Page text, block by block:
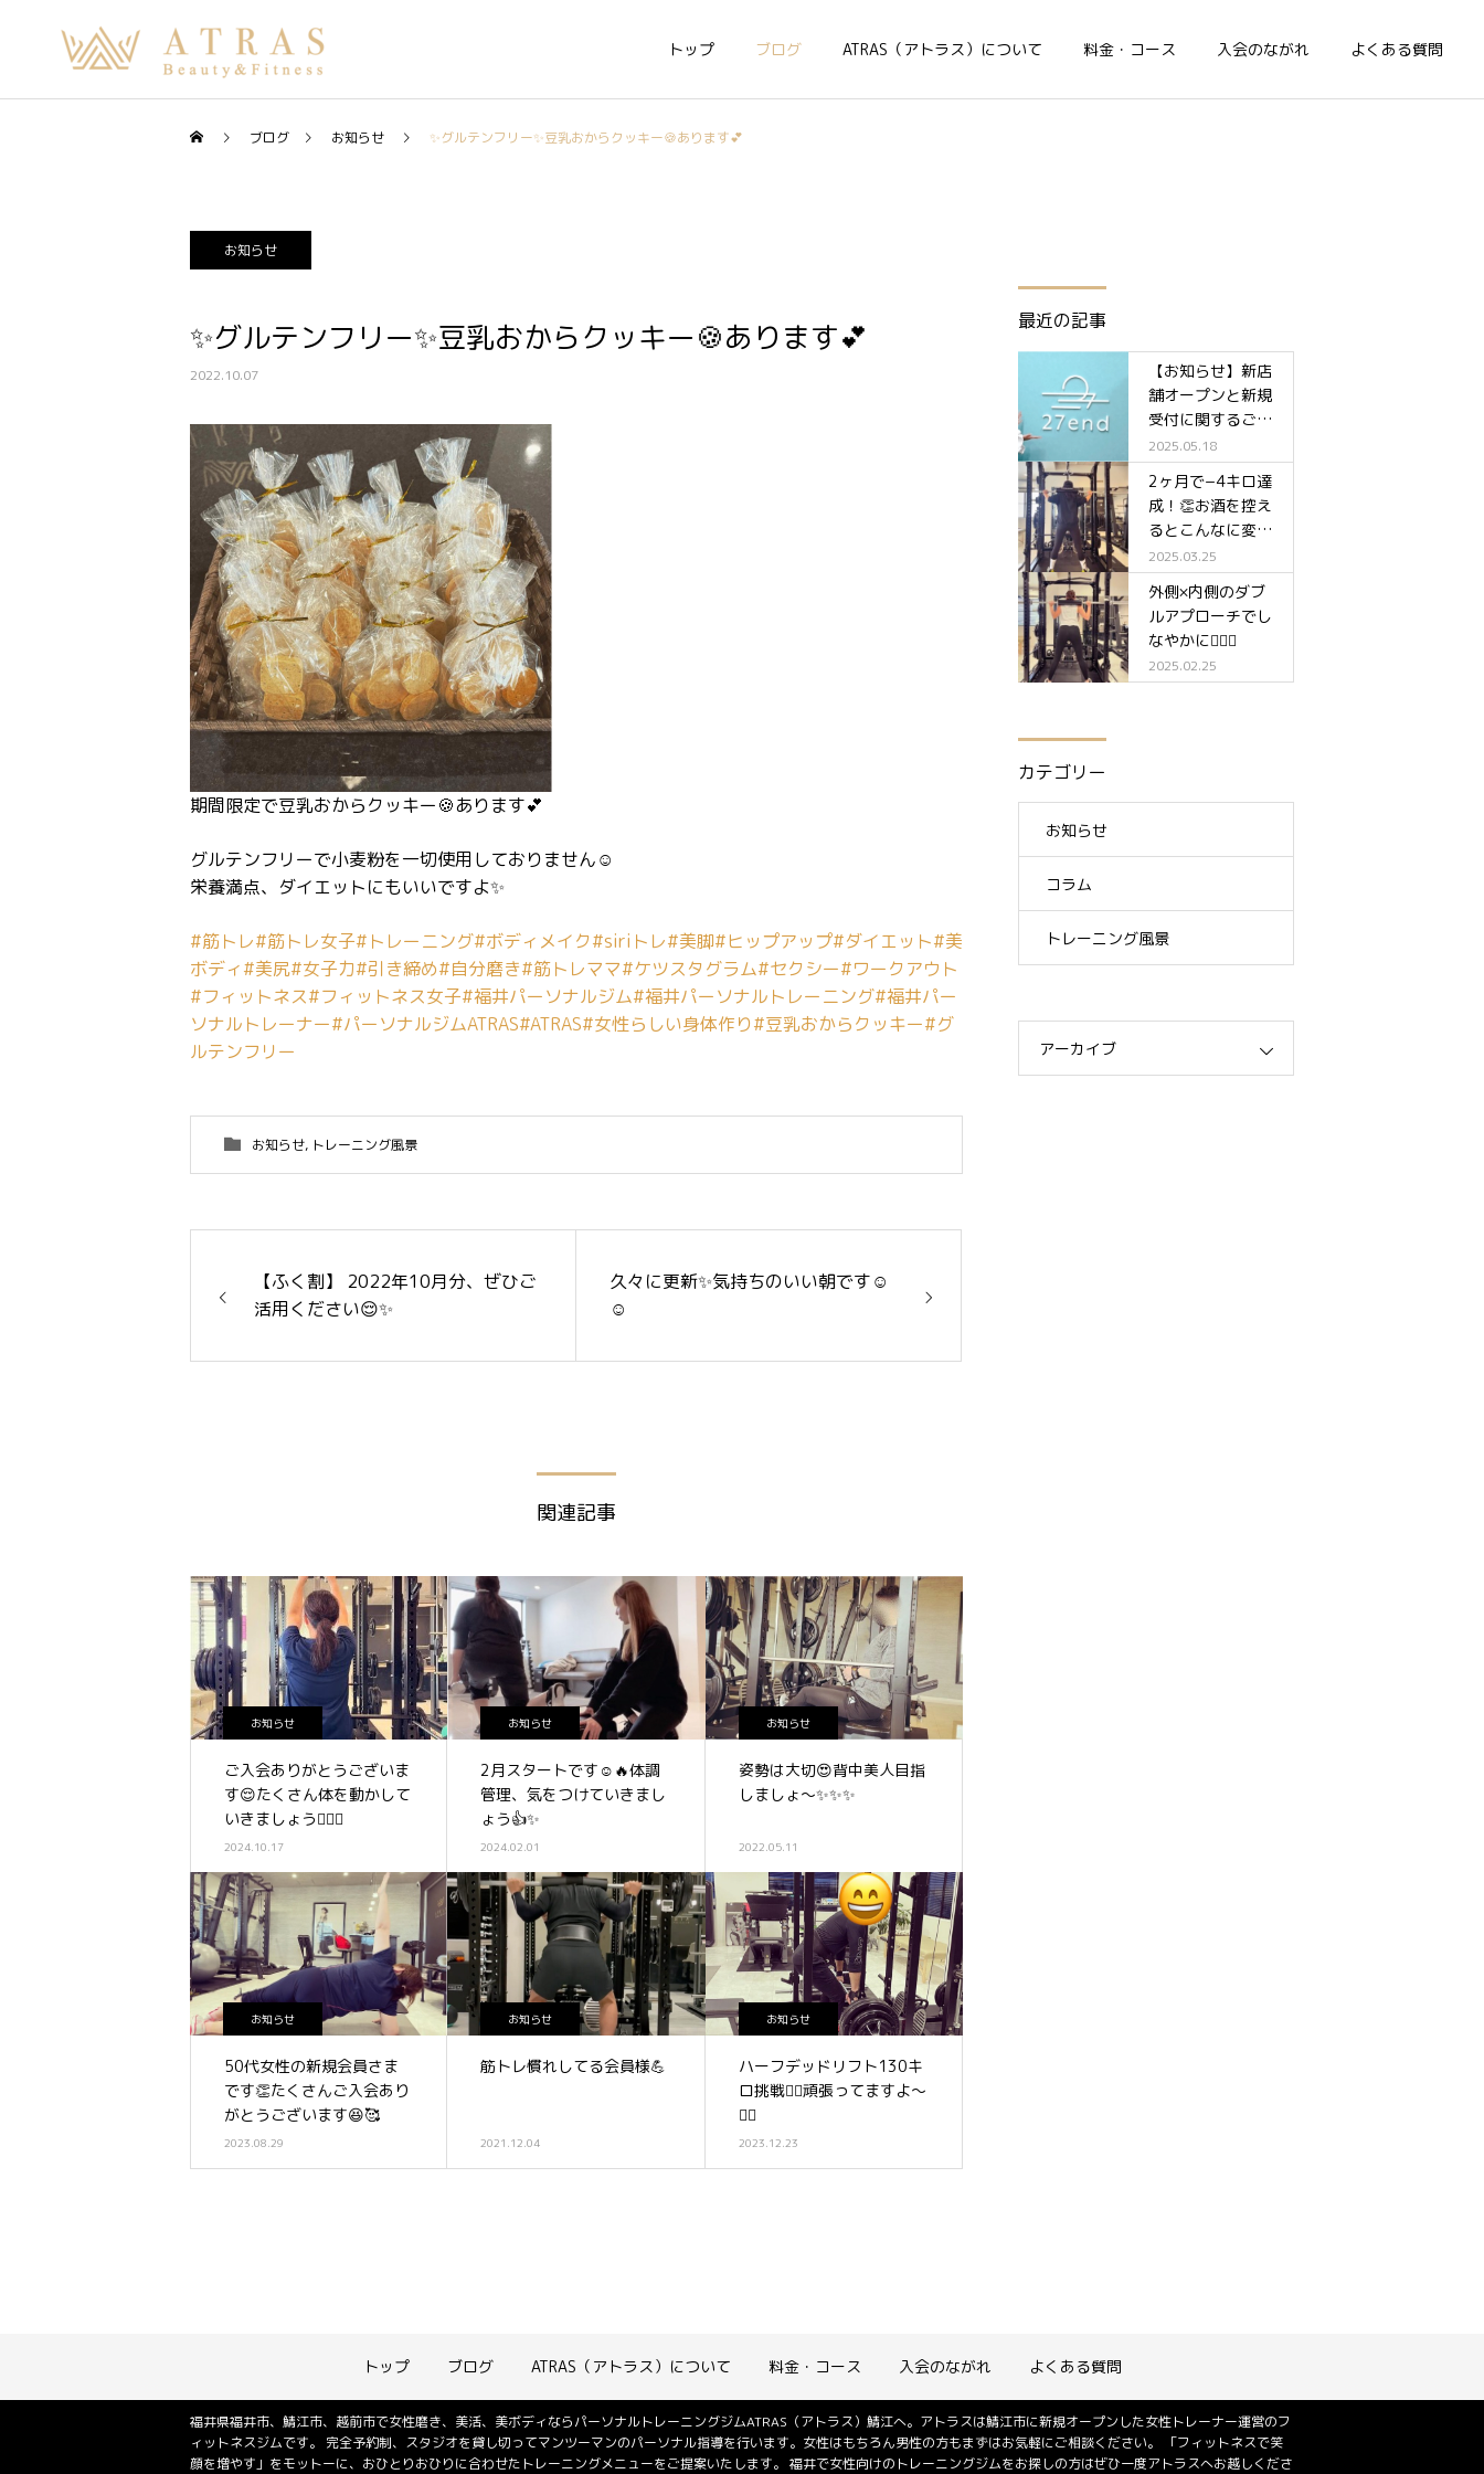
トップ ブログ ATRAS（アトラス）について 料金・コース 入会のながれ よくある質問
ブログ お知らせ ✨グルテンフリー✨豆乳おからクッキー🍪あります💕
お知らせ
✨グルテンフリー✨豆乳おからクッキー🍪あります💕
2022.10.07
期間限定で豆乳おからクッキー🍪あります💕
グルテンフリーで小麦粉を一切使用しておりません☺️
栄養満点、ダイエットにもいいですよ✨
#筋トレ#筋トレ女子#トレーニング#ボディメイク#siriトレ#美脚#ヒップアップ#ダイエット#美
ボディ#美尻#女子力#引き締め#自分磨き#筋トレママ#ケツスタグラム#セクシー#ワークアウト
#フィットネス#フィットネス女子#福井パーソナルジム#福井パーソナルトレーニング#福井パー
ソナルトレーナー#パーソナルジムATRAS#ATRAS#女性らしい身体作り#豆乳おからクッキー#グ
ルテンフリー
お知らせ, トレーニング風景
【ふく割】 2022年10月分、ぜひご
活用ください😌✨
久々に更新✨気持ちのいい朝です☺️
☺️
関連記事
お知らせ
ご入会ありがとうございま
す😌たくさん体を動かして
いきましょう🏋️‍♀️✨
2024.10.17
お知らせ
2月スタートです☺️🔥体調
管理、気をつけていきまし
ょう👍✨
2024.02.01
お知らせ
姿勢は大切😍背中美人目指
しましょ〜✨✨✨
2022.05.11
お知らせ
50代女性の新規会員さま
です👏たくさんご入会あり
がとうございます😆🥰
2023.08.29
お知らせ
筋トレ慣れしてる会員様💪
2021.12.04
お知らせ
ハーフデッドリフト130キ
ロ挑戦❤️‍🔥頑張ってますよ〜
🏋️‍♀️
2023.12.23
最近の記事
【お知らせ】新店
舗オープンと新規
受付に関するご案
内✨
2025.05.18
2ヶ月で−4キロ達
成！👏お酒を控え
るとこんなに変わ
る✨
2025.03.25
外側×内側のダブ
ルアプローチでし
なやかに🧘‍♀️✨
2025.02.25
カテゴリー
お知らせ
コラム
トレーニング風景
アーカイブ
トップ ブログ ATRAS（アトラス）について 料金・コース 入会のながれ よくある質問
福井県福井市、鯖江市、越前市で女性磨き、美活、美ボディならパーソナルトレーニングジムATRAS（アトラス）鯖江へ。アトラスは鯖江市に新規オープンした女性トレーナー運営のフ
ィットネスジムです。 完全予約制、スタジオを貸し切ってマンツーマンのパーソナル指導を行います。女性はもちろん男性の方もまずはお気軽にご相談ください。 「フィットネスで笑
顔を増やす」をモットーに、おひとりおひりに合わせたトレーニングメニューをご提案いたします。 福井で女性向けのトレーニングジムをお探しの方はぜひ一度アトラスへお越しくださ